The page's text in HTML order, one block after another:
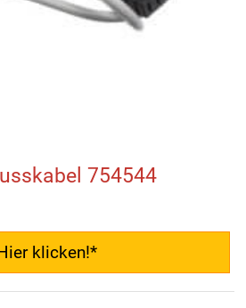
754544
klicken!*